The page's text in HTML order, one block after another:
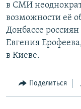
в СМИ
возможности её
Донбассе
Евгения
в Киеве.
Поделиться